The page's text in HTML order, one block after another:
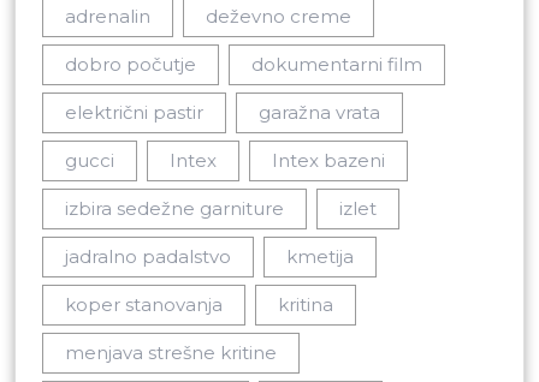
adrenalin deževno creme
dobro počutje dokumentarni film
električni pastir garažna vrata
gucci Intex Intex bazeni
izbira sedežne garniture izlet
jadralno padalstvo kmetija
koper stanovanja kritina
menjava strešne kritine